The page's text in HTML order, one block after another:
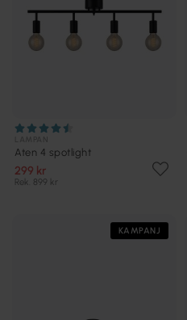
Aten 4 spotlight
299 kr
Rek. 899 kr
KAMPANJ